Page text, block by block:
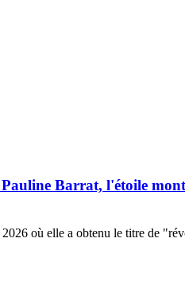
Barrat, l'étoile
où elle a obtenu le titre de